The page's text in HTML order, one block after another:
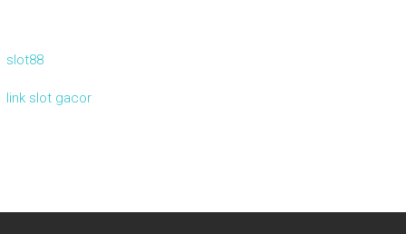
slot88
link slot gacor